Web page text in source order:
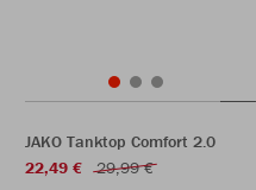
JAKO Tanktop Comfort 2.0
22,49 €
29,99 €